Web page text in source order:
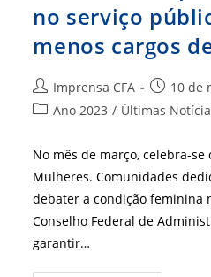
no serviço
menos cargos
Autor
do
Imprensa CFA
Post10 de
Categoria
post:
Ano 2023 / Últimas
No mês de março, celebra-
Mulheres. Comunidades
debater a condição feminina
Conselho Federal de
garantir…